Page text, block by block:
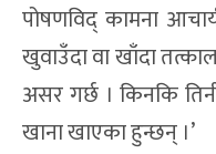
पोषणविद् कामना
खुवाउँदा वा खाँदा
असर गर्छ । किनकि
खाना खाएका हुन्छन् ।’